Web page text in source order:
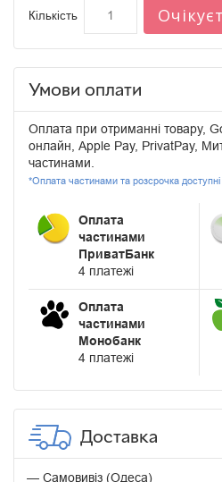
Кількість
Умови оплати
Оплата при отриманні товару,
онлайн, Apple Pay, PrivatPay,
частинами.
*Оплата частинами та розсрочка
Оплата
частинами
ПриватБанк
4 платежі
Оплата
частинами
Монобанк
4 платежі
Доставка
Самовивіз (Одеса)